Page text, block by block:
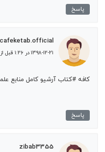
پاسخ
cafeketab.official
۱۳۹۸-۱۲-۲۱ در ۱:۲۶ قبل از ظهر
کافه #کتاب آرشیو کامل منابع
پاسخ
zibab3355